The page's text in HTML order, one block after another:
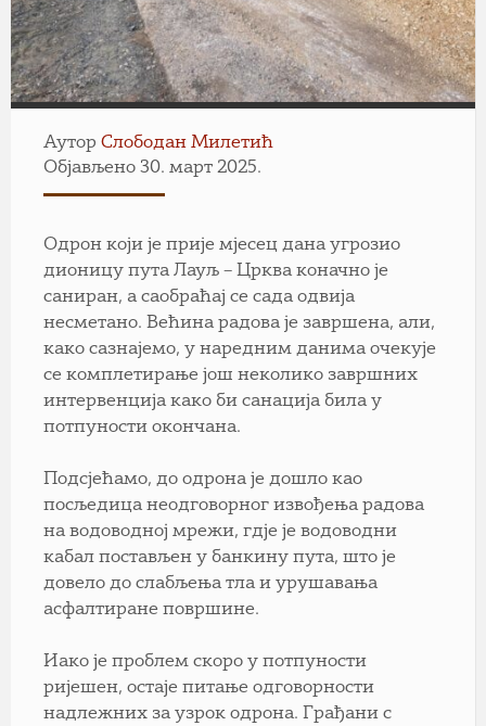
Аутор Слободан Милетић
Објављено 30. март 2025.
Одрон који је прије мјесец дана угрозио
дионицу пута Лауљ – Црква коначно је
саниран, а саобраћај се сада одвија
несметано. Већина радова је завршена, али,
како сазнајемо, у наредним данима очекује
се комплетирање још неколико завршних
интервенција како би санација била у
потпуности окончана.
Подсјећамо, до одрона је дошло као
посљедица неодговорног извођења радова
на водоводној мрежи, гдје је водоводни
кабал постављен у банкину пута, што је
довело до слабљења тла и урушавања
асфалтиране површине.
Иако је проблем скоро у потпуности
ријешен, остаје питање одговорности
надлежних за узрок одрона. Грађани с